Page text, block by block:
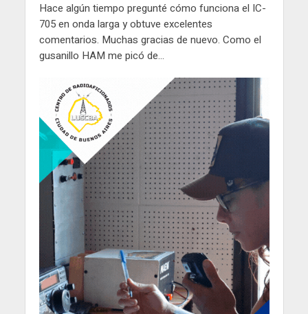
Hace algún tiempo pregunté cómo funciona el IC-
705 en onda larga y obtuve excelentes
comentarios. Muchas gracias de nuevo. Como el
gusanillo HAM me picó de...